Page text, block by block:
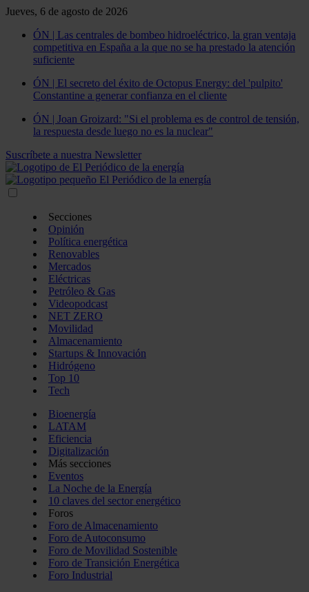
Jueves, 6 de agosto de 2026
ÓN | Las centrales de bombeo hidroeléctrico, la gran ventaja
competitiva en España a la que no se ha prestado la atención
suficiente
ÓN | El secreto del éxito de Octopus Energy: del 'pulpito'
Constantine a generar confianza en el cliente
ÓN | Joan Groizard: "Si el problema es de control de tensión,
la respuesta desde luego no es la nuclear"
Suscríbete a nuestra Newsletter
Secciones
Opinión
Política energética
Renovables
Mercados
Eléctricas
Petróleo & Gas
Videopodcast
NET ZERO
Movilidad
Almacenamiento
Startups & Innovación
Hidrógeno
Top 10
Tech
Bioenergía
LATAM
Eficiencia
Digitalización
Más secciones
Eventos
La Noche de la Energía
10 claves del sector energético
Foros
Foro de Almacenamiento
Foro de Autoconsumo
Foro de Movilidad Sostenible
Foro de Transición Energética
Foro Industrial